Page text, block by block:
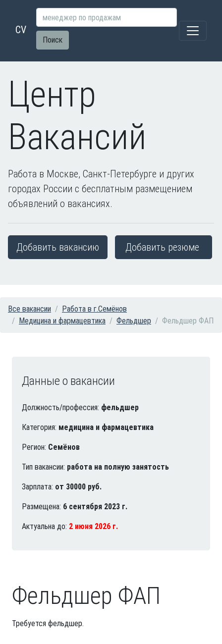
CV
Поиск
Центр
Вакансий
Работа в Москве, Санкт-Петербурге и других
городах России с бесплатным размещением
объявлений о вакансиях.
Добавить вакансию Добавить резюме
Все вакансии
Работа в г.Семёнов
Медицина и фармацевтика
Фельдшер Фельдшер ФАП
Данные о вакансии
Должность/профессия: фельдшер
Категория: медицина и фармацевтика
Регион: Семёнов
Тип вакансии: работа на полную занятость
Зарплата: от 30000 руб.
Размещена: 6 сентября 2023 г.
Актуальна до: 2 июня 2026 г.
Фельдшер ФАП
Требуется фельдшер.